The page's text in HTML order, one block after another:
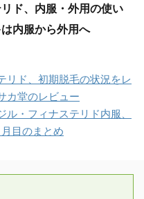
ド、内服・外用の使い
内服から外用へ
リド、初期脱毛の状況をレ
カ堂のレビュー
・フィナステリド内服、
目のまとめ